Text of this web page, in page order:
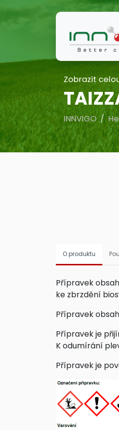
Zobrazit
INNVIGO
O produktu
Přípravek
ke zbrzdění
Přípravek
Přípravek je
K odumírání
Přípravek je